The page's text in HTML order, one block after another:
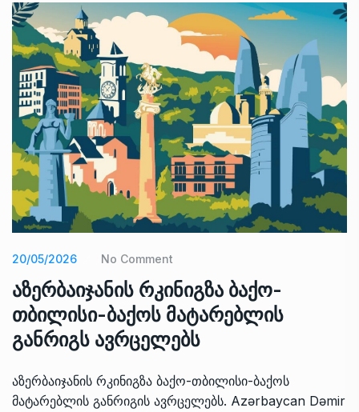
20/05/2026 No Comment
აზერბაიჯანის რკინიგზა ბაქო-
თბილისი-ბაქოს მატარებლის
განრიგს ავრცელებს
აზერბაიჯანის რკინიგზა ბაქო-თბილისი-ბაქოს
მატარებლის განრიგის ავრცელებს. Azərbaycan Dəmir